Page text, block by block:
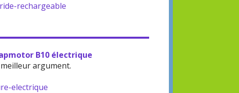
rechargeable
B10 électrique
argument.
electrique